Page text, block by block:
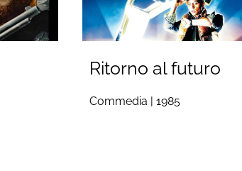
Ritorno al futuro
Commedia | 1985